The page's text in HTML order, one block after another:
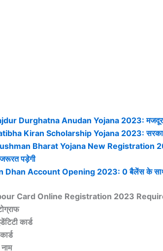
Durghatna Anudan Yojana 2023: मजदूर
Kiran Scholarship Yojana 2023: सरकार
Bharat Yojana New Registration
पड़ेगी
Dhan Account Opening 2023: 0 बैलेंस के साथ
Card Online Registration 2023
कार्ड